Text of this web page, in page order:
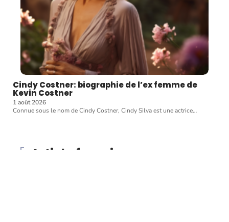
Cindy Costner: biographie de l’ex femme de
Kevin Costner
1 août 2026
Connue sous le nom de Cindy Costner, Cindy Silva est une actrice…
Article favori